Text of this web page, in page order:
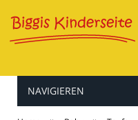
NAVIGIEREN